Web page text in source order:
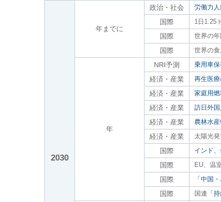
2030
年までに
政治・社会 労働力
国際 1日1.25
国際 世界の
国際 世界の
年
NRI予測 乗用車
経済・産業 再生医
経済・産業 家庭用
経済・産業 訪日外
経済・産業 農林水
経済・産業 太陽光
国際 インド
国際 EU、温
国際 「中国
国際 国連 「